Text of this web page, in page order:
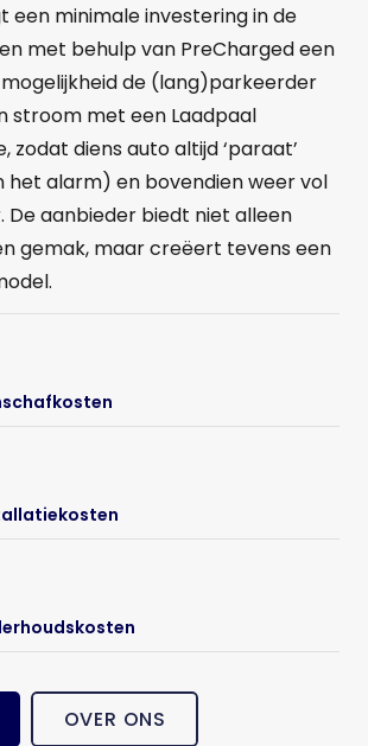
een minimale investering in de
met behulp van PreCharged een
de (lang)parkeerder
stroom met een Laadpaal
zodat diens auto altijd ‘paraat’
het alarm) en bovendien weer vol
De aanbieder biedt niet alleen
gemak, maar creëert tevens een
OVER ONS